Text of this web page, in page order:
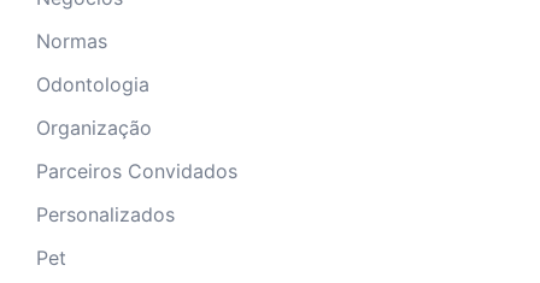
Normas
Odontologia
Organização
Parceiros Convidados
Personalizados
Pet